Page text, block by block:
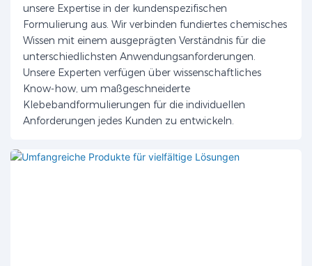
unsere Expertise in der kundenspezifischen
Formulierung aus. Wir verbinden fundiertes chemisches
Wissen mit einem ausgeprägten Verständnis für die
unterschiedlichsten Anwendungsanforderungen.
Unsere Experten verfügen über wissenschaftliches
Know-how, um maßgeschneiderte
Klebebandformulierungen für die individuellen
Anforderungen jedes Kunden zu entwickeln.